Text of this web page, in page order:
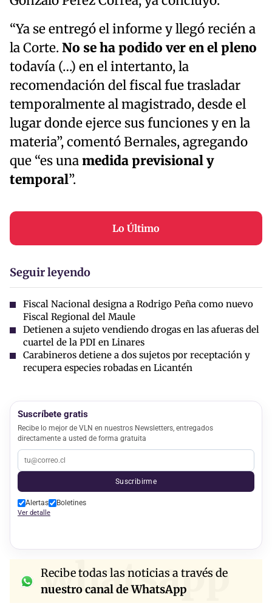
“Ya se entregó el informe y llegó recién a
la Corte. No se ha podido ver en el pleno
todavía (…) en el intertanto, la
recomendación del fiscal fue trasladar
temporalmente al magistrado, desde el
lugar donde ejerce sus funciones y en la
materia”, comentó Bernales, agregando
que “es unamedida previsional y
temporal”.
Lo Último
Seguir leyendo
Fiscal Nacional designa a Rodrigo Peña como nuevo
Fiscal Regional del Maule
Detienen a sujeto vendiendo drogas en las afueras del
cuartel de la PDI en Linares
Carabineros detiene a dos sujetos por receptación y
recupera especies robadas en Licantén
Suscríbete gratis
Recibe lo mejor de VLN en nuestros Newsletters, entregados
directamente a usted de forma gratuita
Suscribirme
Alertas Boletines
Ver detalle
whatsapp
Recibe todas las noticias a través de
nuestro canal de WhatsApp